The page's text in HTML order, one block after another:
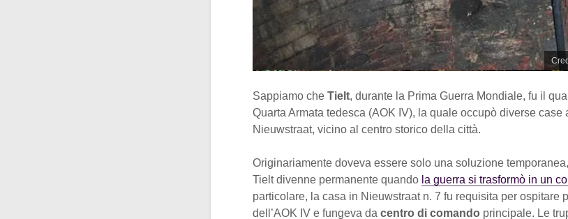
Sappiamo che Tielt, durante la Prima Guerra Mondiale, fu il
Quarta Armata tedesca (AOK IV), la quale occupò diverse case
Nieuwstraat, vicino al centro storico della città.
Originariamente doveva essere solo una soluzione
Tielt divenne permanente quando la guerra si trasformò in un
particolare, la casa in Nieuwstraat n. 7 fu requisita per ospitare
dell’AOK IV e fungeva da centro di comando principale. Le